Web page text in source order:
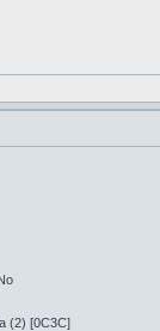
(2) [0C3C]